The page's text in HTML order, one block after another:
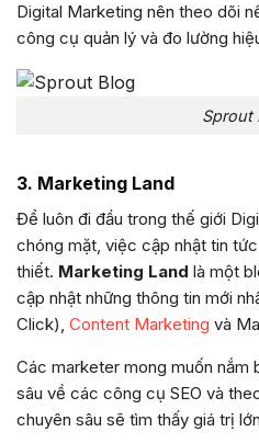
Digital Marketing nên theo dõi
công cụ quản lý và đo lường
Sprout
3. Marketing Land
Để luôn đi đầu trong thế giới
chóng mặt, việc cập nhật tin
thiết. Marketing Land là một
cập nhật những thông tin mới
Click), Content Marketing và
Các marketer mong muốn nắm
sâu về các công cụ SEO và
chuyên sâu sẽ tìm thấy giá trị